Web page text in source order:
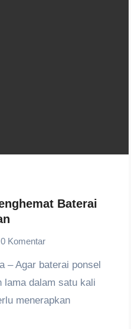
Baterai
0 Komentar
lama dalam satu kali
menerapkan